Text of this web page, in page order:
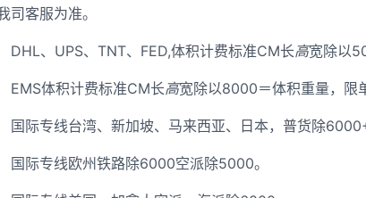
司客服为准。
DHL、UPS、TNT、FED,体积计费标准CM长高宽除以
EMS体积计费标准CM长高宽除以8000＝体积重量，限
国际专线台湾、新加坡、马来西亚、日本，普货除
国际专线欧州铁路除6000空派除5000。